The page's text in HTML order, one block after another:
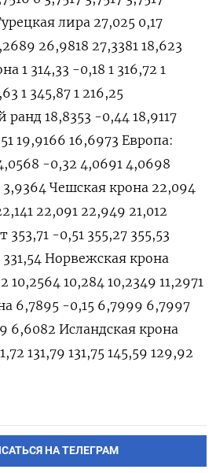
лира 27,025 0,17
26,9818 27,3381 18,623
1 314,33 -0,18 1 316,72 1
1 345,87 1 216,25
18,8353 -0,44 18,9117
19,9166 16,6973 Европа:
-0,32 4,0691 4,0698
3,9364 Чешская крона 22,094
22,091 22,949 21,012
-0,51 355,27 355,53
331,54 Норвежская крона
10,2564 10,284 10,2349 11,2971
6,7895 -0,15 6,7999 6,7997
6,6082 Исландская крона
131,79 131,75 145,59 129,92
НА ТЕЛЕГРАМ